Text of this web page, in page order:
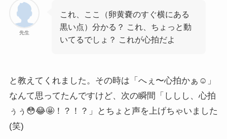
先生
これ、ここ（卵黄嚢のすぐ横にある
黒い点）分かる？ これ、ちょっと動
いてるでしょ？ これが心拍だよ
と教えてくれました。その時は「へぇ〜心拍かぁ☺」
なんて思ってたんですけど、次の瞬間「ししし、心拍
ぅぅ😳😂🤩！？！？」とちょと声を上げちゃいました
(笑)